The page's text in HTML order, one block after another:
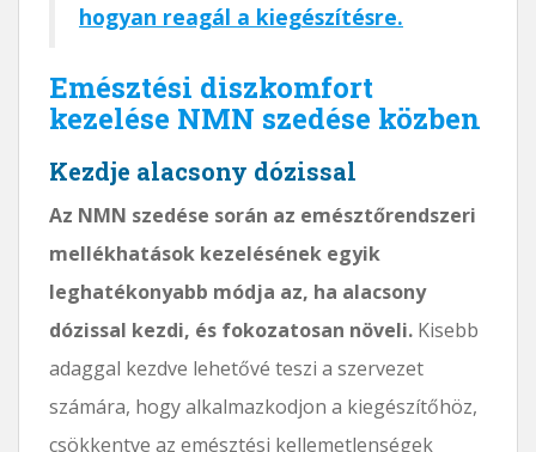
hogyan reagál a kiegészítésre.
Emésztési diszkomfort
kezelése NMN szedése közben
Kezdje alacsony dózissal
Az NMN szedése során az emésztőrendszeri
mellékhatások kezelésének egyik
leghatékonyabb módja az, ha alacsony
dózissal kezdi, és fokozatosan növeli. Kisebb
adaggal kezdve lehetővé teszi a szervezet
számára, hogy alkalmazkodjon a kiegészítőhöz,
csökkentve az emésztési kellemetlenségek